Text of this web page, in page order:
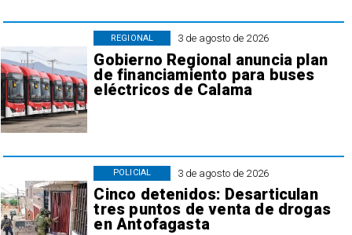
3 de agosto de 2026
Gobierno Regional anuncia plan
de financiamiento para buses
eléctricos de Calama
REGIONAL
3 de agosto de 2026
Cinco detenidos: Desarticulan
tres puntos de venta de drogas
en Antofagasta
POLICIAL